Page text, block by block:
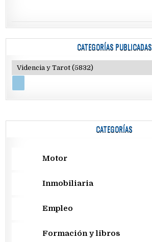
CATEGORÍAS PUBLICADAS
CATEGORÍAS
Motor
Inmobiliaria
Empleo
Formación y libros